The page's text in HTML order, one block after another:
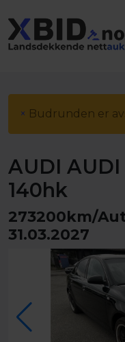
× Budrunden er
AUDI
140hk
273200km/
31.03.2027